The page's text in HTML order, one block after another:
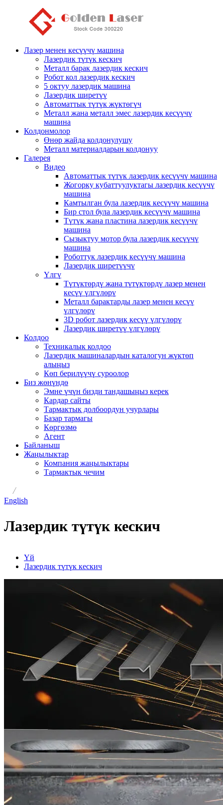
Лазер менен кесүүчү машина
Лазердик түтүк кескич
Металл барак лазердик кескич
Робот кол лазердик кескич
5 октуу лазердик машина
Лазердик ширетүү
Автоматтык түтүк жүктөгүч
Металл жана металл эмес лазердик кесүүчү
машина
Колдонмолор
Өнөр жайда колдонулушу
Металл материалдарын колдонуу
Галерея
Видео
Автоматтык түтүк лазердик кесүүчү машина
Жогорку кубаттуулуктагы лазердик кесүүчү
машина
Камтылган була лазердик кесүүчү машина
Бир стол була лазердик кесүүчү машина
Түтүк жана пластина лазердик кесүүчү
машина
Сызыктуу мотор була лазердик кесүүчү
машина
Роботтук лазердик кесүүчү машина
Лазердик ширетүүчү
Үлгү
Түтүктөрдү жана түтүктөрдү лазер менен
кесүү үлгүлөрү
Металл барактарды лазер менен кесүү
үлгүлөрү
3D робот лазердик кесүү үлгүлөрү
Лазердик ширетүү үлгүлөрү
Колдоо
Техникалык колдоо
Лазердик машиналардын каталогун жүктөп
алыңыз
Көп берилүүчү суроолор
Биз жөнүндө
Эмне үчүн бизди тандашыңыз керек
Кардар сайты
Тармактык долбоордун учурлары
Базар тармагы
Көргөзмө
Агент
Байланыш
Жаңылыктар
Компания жаңылыктары
Тармактык чечим
/
English
Лазердик түтүк кескич
Үй
Лазердик түтүк кескич